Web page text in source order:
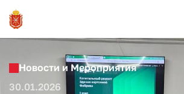
Новости и Мероприятия
30.01.2026